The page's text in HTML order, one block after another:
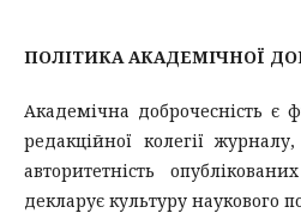
ПОЛІТИКА АКАДЕМІЧНОЇ
Академічна доброчесність є
редакційної колегії
авторитетність
декларує культуру наукового